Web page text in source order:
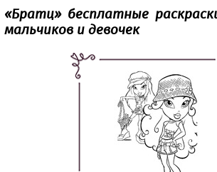
«‎Братц» бесплатные
мальчиков и девочек